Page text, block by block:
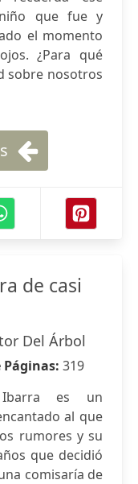
que fue y
el momento
¿Para qué
sobre nosotros
de casi
Del Árbol
319
Ibarra es un
al que
rumores y su
que decidió
comisaría de